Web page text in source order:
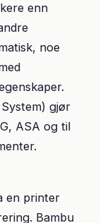
enn
noe
gjør
ASA og til
en printer
Bambu